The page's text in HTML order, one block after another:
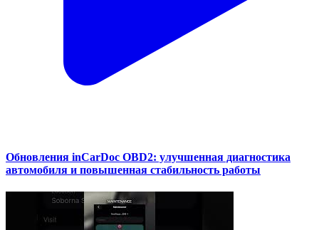
Обновления inCarDoc OBD2: улучшенная диагностика
автомобиля и повышенная стабильность работы